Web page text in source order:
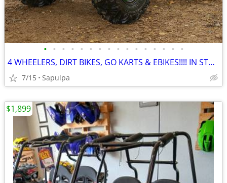
• • • • • • • • • • • • • • • •
4 WHEELERS, DIRT BIKES, GO KARTS & EBIKES!!!! IN STOCK NOW!!!
7/15 Sapulpa
$1,899